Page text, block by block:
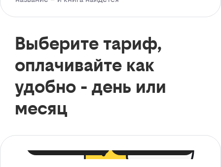
Выберите тариф,
оплачивайте как
удобно - день или
месяц